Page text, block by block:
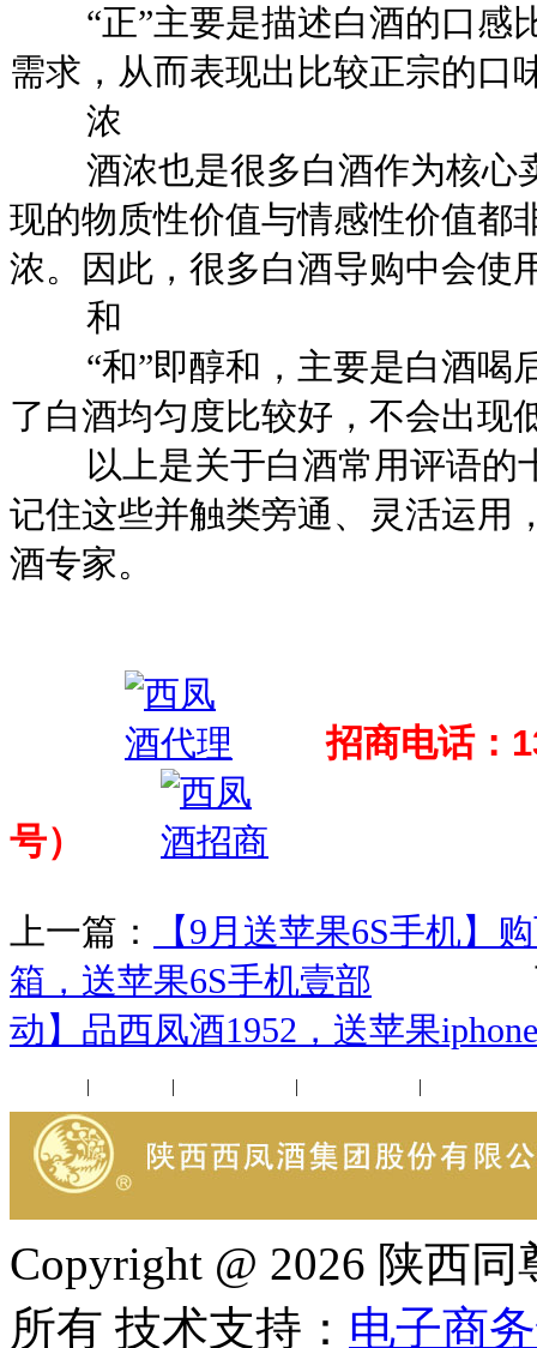
“正”主要是描述白酒的口感
需求，从而表现出比较正宗的口
浓
酒浓也是很多白酒作为核心
现的物质性价值与情感性价值都
浓。因此，很多白酒导购中会使
和
“和”即醇和，主要是白酒喝
了白酒均匀度比较好，不会出现
以上是关于白酒常用评语的
记住这些并触类旁通、灵活运用
酒专家。
招商电话：
号）
上一篇：
【9月送苹果6S手机】
箱，送苹果6S手机壹部 下
动】品西凤酒1952，送苹果
| | | |
Copyright @ 2026 陕西
所有 技术支持： 电子商